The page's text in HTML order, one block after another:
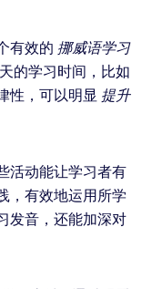
有效的 挪威语学习
的学习时间，比如
性，可以明显 提升
活动能让学习者有
，有效地运用所学
发音，还能加深对